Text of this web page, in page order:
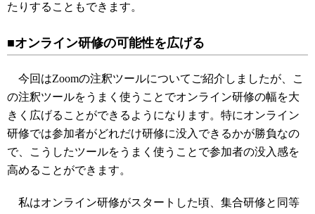
たりすることもできます。
■オンライン研修の可能性を広げる
今回はZoomの注釈ツールについてご紹介しましたが、こ
の注釈ツールをうまく使うことでオンライン研修の幅を大
きく広げることができるようになります。特にオンライン
研修では参加者がどれだけ研修に没入できるかが勝負なの
で、こうしたツールをうまく使うことで参加者の没入感を
高めることができます。
私はオンライン研修がスタートした頃、集合研修と同等